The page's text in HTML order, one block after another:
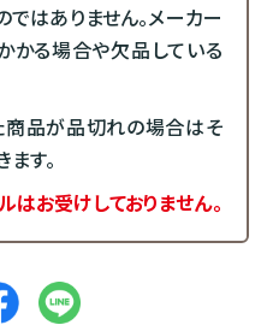
はありません。メーカー
かる場合や欠品している
品が品切れの場合はそ
す。
お受けしておりません。